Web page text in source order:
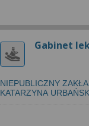
Gabinet
NIEPUBLICZNY
KATARZYNA